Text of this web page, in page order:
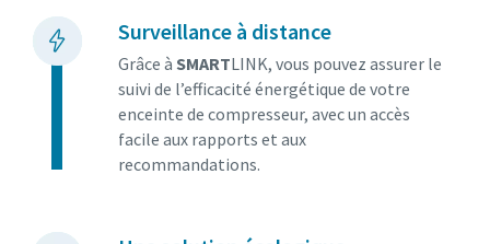
Surveillance à distance
Grâce à SMARTLINK, vous pouvez assurer le
suivi de l’efficacité énergétique de votre
enceinte de compresseur, avec un accès
facile aux rapports et aux
recommandations.